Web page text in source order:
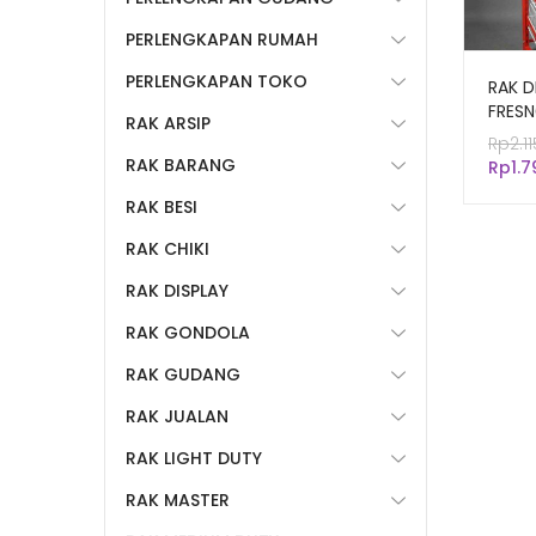
RAK
Rp
Rp
PERLENGKAPAN RUMAH
PERLENGKAPAN TOKO
RAK ARSIP
RAK BARANG
RAK BESI
RAK CHIKI
RAK DISPLAY
RAK GONDOLA
RAK GUDANG
RAK JUALAN
RAK LIGHT DUTY
RAK MASTER